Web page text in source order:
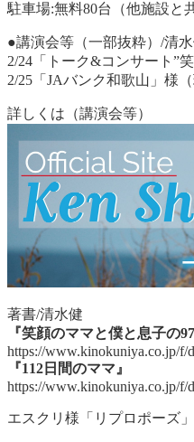
駐車場:無料80台（他施設と
●講演会等（一部抜粋）/清
2/24「トーク&コンサート”
2/25「JAバンク和歌山」様（
詳しくは（講演会等）
著書/清水健
『笑顔のママと僕と息子の
https://www.kinokuniya.co.jp/f/
『112日間のママ』
https://www.kinokuniya.co.jp/f/
エスクリ様「リプロポーズ